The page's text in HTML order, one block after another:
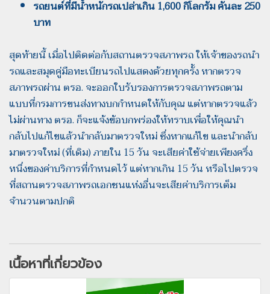
รถยนต์ที่มีน้ำหนักรถเปล่าเกิน 1,600 กิโลกรัม คันละ 250
บาท
สุดท้ายนี้ เมื่อไปติดต่อกับสถานตรวจสภาพรถ ให้เจ้าของรถนำ
รถและสมุดคู่มือทะเบียนรถไปแสดงด้วยทุกครั้ง หากตรวจ
สภาพรถผ่าน ตรอ. จะออกใบรับรองการตรวจสภาพรถตาม
แบบที่กรมการขนส่งทางบกกำหนดให้กับคุณ แต่หากตรวจแล้ว
ไม่ผ่านทาง ตรอ. ก็จะแจ้งข้อบกพร่องให้ทราบเพื่อให้คุณนำ
กลับไปแก้ไขแล้วนำกลับมาตรวจใหม่ ซึ่งหากแก้ไข และนำกลับ
มาตรวจใหม่ (ที่เดิม) ภายใน 15 วัน จะเสียค่าใช้จ่ายเพียงครึ่ง
หนึ่งของค่าบริการที่กำหนดไว้ แต่หากเกิน 15 วัน หรือไปตรวจ
ที่สถานตรวจสภาพรถเอกชนแห่งอื่นจะเสียค่าบริการเต็ม
จำนวนตามปกติ
เนื้อหาที่เกี่ยวข้อง